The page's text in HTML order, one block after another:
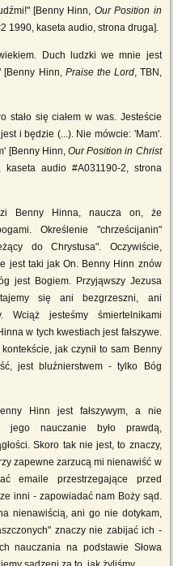
[Benny Hinn, Our Position in
1990, kaseta audio, strona druga].
Duch ludzki we mnie jest
[Benny Hinn, Praise the Lord, TBN,
stało się ciałem w was. Jesteście
i będzie (...). Nie mówcie: 'Mam'.
[Benny Hinn, Our Position in Christ
audio #A031190-2, strona
Benny Hinna, naucza on, że
Określenie "chrześcijanin"
do Chrystusa". Oczywiście,
jest taki jak On. Benny Hinn znów
jest Bogiem. Przyjąwszy Jezusa
się ani bezgrzeszni, ani
Wciąż jesteśmy śmiertelnikami
w tych kwestiach jest fałszywe.
jak czynił to sam Benny
jest bluźnierstwem - tylko Bóg
Hinn jest fałszywym, a nie
jego nauczanie było prawdą,
Skoro tak nie jest, to znaczy,
zapewne zarzucą mi nienawiść w
emaile przestrzegające przed
inni - zapowiadać nam Boży sąd.
nienawiścią, ani go nie dotykam,
znaczy nie zabijać ich -
nauczania na podstawie Słowa